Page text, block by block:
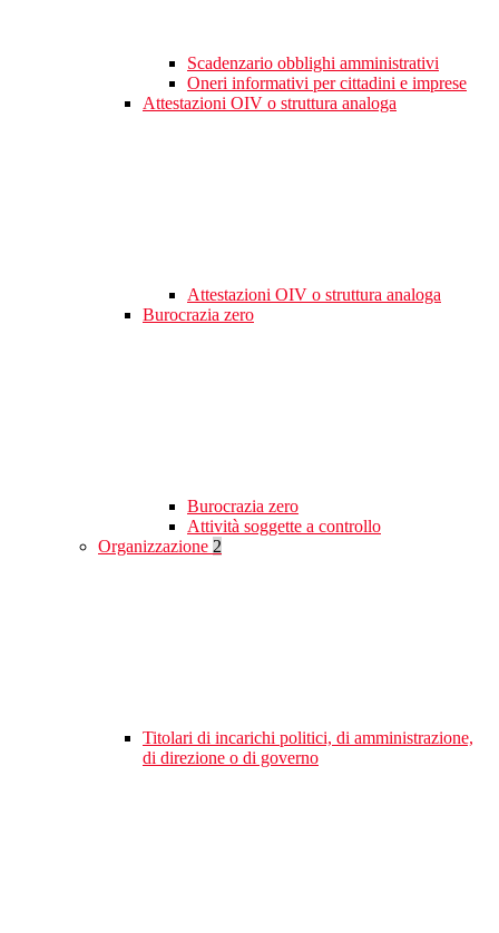
Scadenzario obblighi amministrativi
Oneri informativi per cittadini e imprese
Attestazioni OIV o struttura analoga
Attestazioni OIV o struttura analoga
Burocrazia zero
Burocrazia zero
Attività soggette a controllo
Organizzazione 2
Titolari di incarichi politici, di amministrazione,
di direzione o di governo